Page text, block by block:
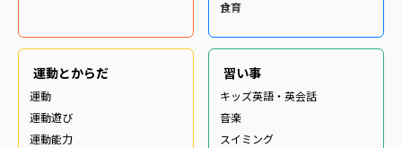
食育
運動とからだ
運動
運動遊び
運動能力
習い事
キッズ英語・英会話
音楽
スイミング